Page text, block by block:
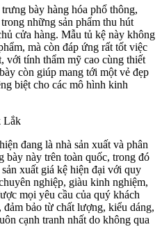
bày hàng hóa phổ thông,
những sản phẩm thu hút
cửa hàng. Mẫu tủ kệ này không
mà còn đáp ứng rất tốt việc
với tính thẩm mỹ cao cùng thiết
còn giúp mang tới một vẻ đẹp
biệt cho các mô hình kinh
đang là nhà sản xuất và phân
bày này trên toàn quốc, trong đó
xuất giá kệ hiện đại với quy
nghiệp, giàu kinh nghiệm,
mọi yêu cầu của quý khách
bảo từ chất lượng, kiểu dáng,
cạnh tranh nhất do không qua